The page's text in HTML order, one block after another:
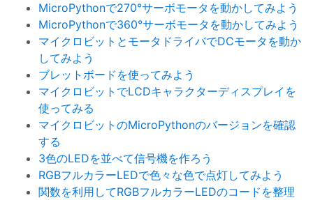
MicroPythonで270°サーボモータを動かしてみよう
MicroPythonで360°サーボモータを動かしてみよう
マイクロビットとモータドライバでDCモータを動か
してみよう
ブレットボードを使ってみよう
マイクロビットでLCDキャラクターディスプレイを
使ってみる
マイクロビットのMicroPythonのバージョンを確認
する
3色のLEDを並べて信号機を作ろう
RGBフルカラーLEDで色々な色で点灯してみよう
関数を利用してRGBフルカラーLEDのコードを整理